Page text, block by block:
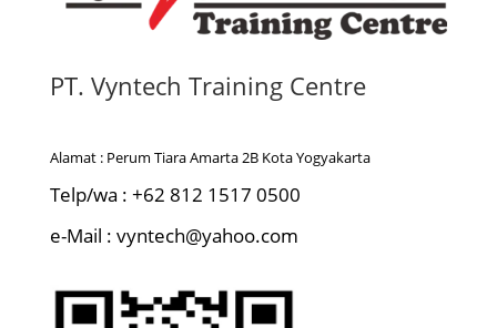
PT. Vyntech Training Centre
Alamat : Perum Tiara Amarta 2B Kota Yogyakarta
Telp/wa : +62 812 1517 0500
e-Mail : vyntech@yahoo.com